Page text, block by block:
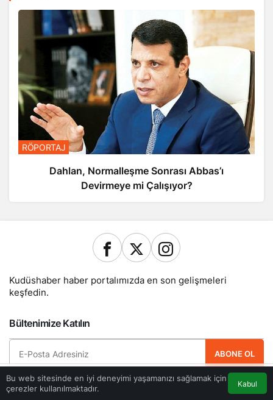
RÖPORTAJ
Dahlan, Normalleşme Sonrası Abbas’ı
Devirmeye mi Çalışıyor?
Bu web sitesinde en iyi deneyimi yaşamanızı sağlamak için
çerezler kullanılmaktadır.
Kabul
Kudüshaber haber portalımızda en son gelişmeleri
keşfedin.
Bültenimize Katılın
ABONE OL
Hemen ücretsiz üye olun ve yeni güncellemelerden haberdar olan ilk kişi
olun.Anasayfa Akış Trafik